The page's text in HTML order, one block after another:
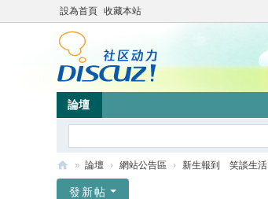
設為首頁 收藏本站
論壇
» 論壇 › 網站公告區 › 新生報到 笑談生活
發新帖